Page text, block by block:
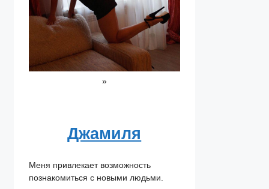
»
Джамиля
Меня привлекает возможность
познакомиться с новыми людьми.